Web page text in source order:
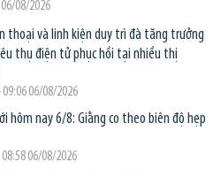
08/2026
thoại và linh kiện duy trì đà tăng trưởng
thụ điện tử phục hồi tại nhiều thị
09:06 06/08/2026
hôm nay 6/8: Giằng co theo biên độ hẹp
08:58 06/08/2026